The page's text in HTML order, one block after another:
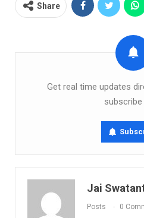
Share
Get real time updates
subscribe
Jai
Posts 0